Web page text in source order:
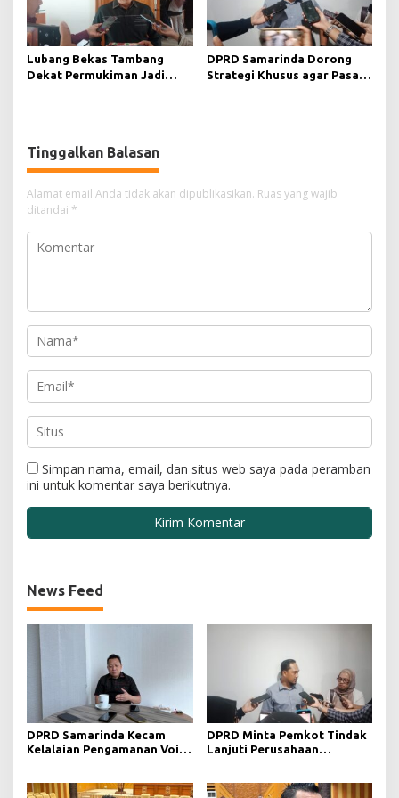
Lubang Bekas Tambang
Dekat Permukiman Jadi
DPRD Samarinda Dorong
Strategi Khusus agar Pasar
Tinggalkan Balasan
Alamat email Anda tidak akan dipublikasikan. Ruas yang wajib
ditandai *
Simpan nama, email, dan situs web saya pada peramban
ini untuk komentar saya berikutnya.
News Feed
DPRD Samarinda Kecam
Kelalaian Pengamanan Void
DPRD Minta Pemkot Tindak
Lanjuti Perusahaan